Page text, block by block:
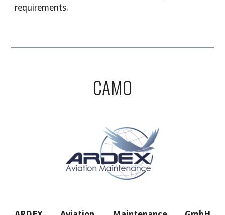
requirements.
CAMO